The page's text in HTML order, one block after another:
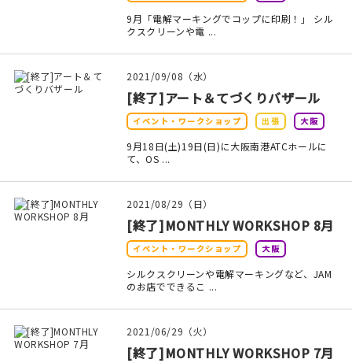
読みもの
イベント・ワークショップ
おしらせ
カートを見る
お買い物ガイド
9月「電解マーキングでコップに印刷！」 シル
クスクリーンや電 ...
2021/09/08（水）
[終了]アート＆てづくりバザール
イベント・ワークショップ 出張 大阪
9月18日(土)19日(日)に大阪南港ATCホールに
て、OS ...
2021/08/29（日）
[終了]MONTHLY WORKSHOP 8月
イベント・ワークショップ 大阪
シルクスクリーンや電解マーキングなど、JAM
のお店でできるこ ...
2021/06/29（火）
[終了]MONTHLY WORKSHOP 7月